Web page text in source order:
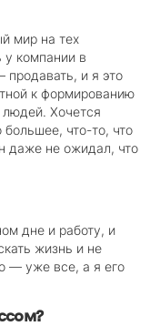
мир на тех
у компании в
и я это
к формированию
Хочется
большее, что-то, что
даже не ожидал, что
дне и работу, и
жизнь и не
— уже все, а я его